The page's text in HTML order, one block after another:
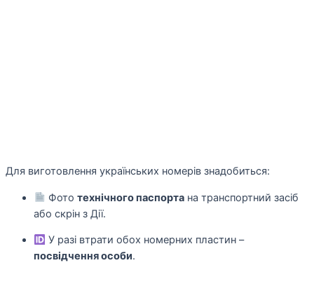
Для виготовлення українських номерів знадобиться:
Фото технічного паспортана транспортний засіб
або скрін з Дії.
У разі втрати обох номерних пластин –
посвідчення особи.